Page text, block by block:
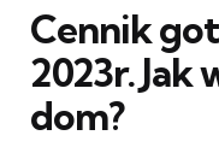
Cennik
2023r.
dom?